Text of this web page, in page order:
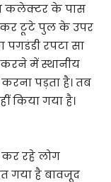
कलेक्टर के पास
टूटे पुल के उपर
रपटा सा
करने में स्थानीय
करना पड़ता है। तब
किया गया है।
रहे लोग
गया है बावजूद